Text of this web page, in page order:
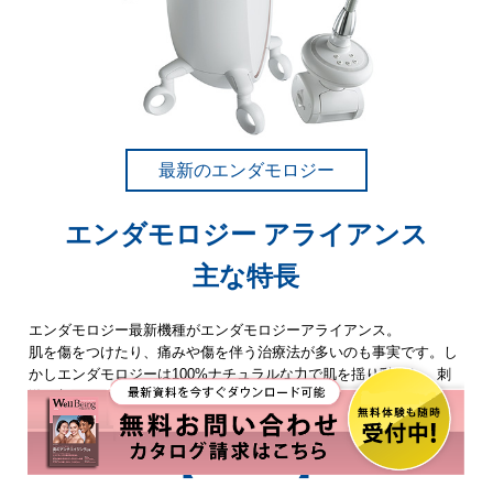
最新のエンダモロジー
エンダモロジー アライアンス
主な特長
エンダモロジー最新機種がエンダモロジーアライアンス。
肌を傷をつけたり、痛みや傷を伴う治療法が多いのも事実です。し
かしエンダモロジーは100%ナチュラルな力で肌を揺り動かし、刺
激を与えることで肌本来の力を引き出します。
【FEATURE 1】